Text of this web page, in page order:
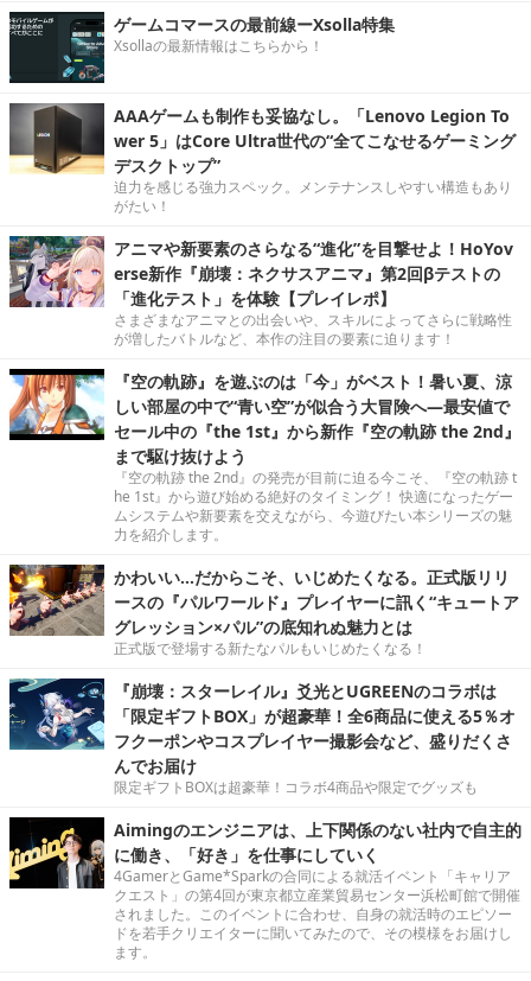
ゲームコマースの最前線ーXsolla特集
Xsollaの最新情報はこちらから！
AAAゲームも制作も妥協なし。「Lenovo Legion To
wer 5」はCore Ultra世代の“全てこなせるゲーミング
デスクトップ”
迫力を感じる強力スペック。メンテナンスしやすい構造もあり
がたい！
アニマや新要素のさらなる“進化”を目撃せよ！HoYov
erse新作『崩壊：ネクサスアニマ』第2回βテストの
「進化テスト」を体験【プレイレポ】
さまざまなアニマとの出会いや、スキルによってさらに戦略性
が増したバトルなど、本作の注目の要素に迫ります！
『空の軌跡』を遊ぶのは「今」がベスト！暑い夏、涼
しい部屋の中で“青い空”が似合う大冒険へ―最安値で
セール中の『the 1st』から新作『空の軌跡 the 2nd』
まで駆け抜けよう
『空の軌跡 the 2nd』の発売が目前に迫る今こそ、『空の軌跡 t
he 1st』から遊び始める絶好のタイミング！ 快適になったゲー
ムシステムや新要素を交えながら、今遊びたい本シリーズの魅
力を紹介します。
かわいい…だからこそ、いじめたくなる。正式版リリ
ースの『パルワールド』プレイヤーに訊く“キュートア
グレッション×パル”の底知れぬ魅力とは
正式版で登場する新たなパルもいじめたくなる！
『崩壊：スターレイル』爻光とUGREENのコラボは
「限定ギフトBOX」が超豪華！全6商品に使える5％オ
フクーポンやコスプレイヤー撮影会など、盛りだくさ
んでお届け
限定ギフトBOXは超豪華！コラボ4商品や限定でグッズも
Aimingのエンジニアは、上下関係のない社内で自主的
に働き、「好き」を仕事にしていく
4GamerとGame*Sparkの合同による就活イベント「キャリア
クエスト」の第4回が東京都立産業貿易センター浜松町館で開催
されました。このイベントに合わせ、自身の就活時のエピソー
ドを若手クリエイターに聞いてみたので、その模様をお届けし
ます。